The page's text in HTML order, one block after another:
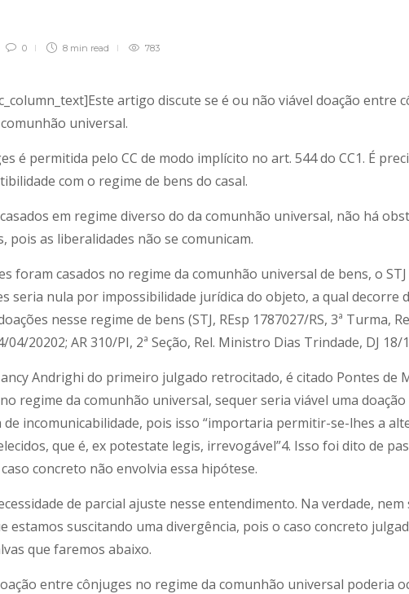
0 8 min read 783
artigo discute se é ou não viável doação entre
universal.
é permitida pelo CC de modo implícito no art. 544 do CC1. É
com o regime de bens do casal.
em regime diverso do da comunhão universal, não há
pois as liberalidades não se comunicam.
foram casados no regime da comunhão universal de bens, o
seria nula por impossibilidade jurídica do objeto, a qual decorre
nesse regime de bens (STJ, REsp 1787027/RS, 3ª Turma,
04/20202; AR 310/PI, 2ª Seção, Rel. Ministro Dias Trindade, DJ 18/
Andrighi do primeiro julgado retrocitado, é citado Pontes de
regime da comunhão universal, sequer seria viável uma
de incomunicabilidade, pois isso “importaria permitir-se-lhes a
que é, ex potestate legis, irrevogável”4. Isso foi dito de
concreto não envolvia essa hipótese.
de parcial ajuste nesse entendimento. Na verdade, nem
suscitando uma divergência, pois o caso concreto
que faremos abaixo.
entre cônjuges no regime da comunhão universal poderia